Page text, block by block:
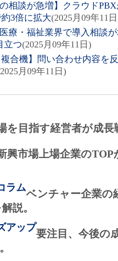
の相談が急増】クラウド
3倍に拡大(2025月09年11
医療・福祉業界で導入相談
立つ(2025月09年11日)
複合機】問い合わせ内容を
月09年11日)
を目指す経営者が成
興市場上場企業の
ラム
ベンチャー企業の
説。
アップ
要注目、今後の